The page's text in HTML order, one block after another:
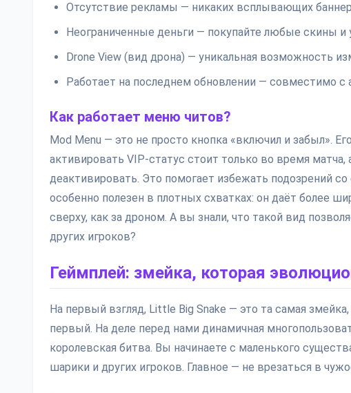
Отсутствие рекламы — никаких всплывающих
Неограниченные деньги — покупайте любые скины и
Drone View (вид дрона) — уникальная возможность
Работает на последнем обновлении — совместимо с
Как работает меню читов?
Mod Menu — это не просто кнопка «включил и забыл».
активировать VIP-статус стоит только во время
деактивировать. Это помогает избежать подозрений
особенно полезен в плотных схватках: он даёт более
сверху, как за дроном. А вы знали, что такой вид
других игроков?
Геймплей: змейка, которая
На первый взгляд, Little Big Snake — это та самая
первый. На деле перед нами динамичная
королевская битва. Вы начинаете с маленького
шарики и других игроков. Главное — не врезаться в